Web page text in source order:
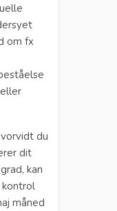
om fx
du
dit
kan
kontrol
måned